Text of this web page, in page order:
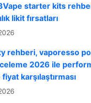
starter kits
likit fırsatları
rehberi, vaporesso
2026 ile
karşılaştırması